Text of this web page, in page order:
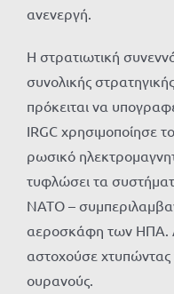
ανενεργή.
Η στρατιωτική
συνολικής
πρόκειται να
IRGC χρησιμοποίησε
ρωσικό
τυφλώσει τα
ΝΑΤΟ –
αεροσκάφη των ΗΠΑ.
αστοχούσε χτυπώντας
ουρανούς.